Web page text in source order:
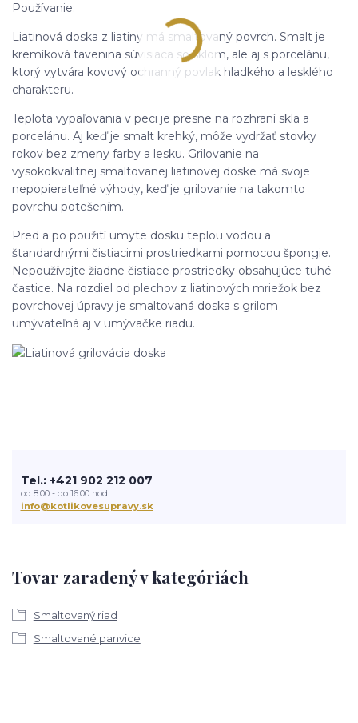
Používanie:
Liatinová doska z liatiny má smaltovaný povrch. Smalt je
kremíková tavenina súvisiaca so sklom, ale aj s porcelánu,
ktorý vytvára kovový ochranný povlak hladkého a lesklého
charakteru.
Teplota vypaľovania v peci je presne na rozhraní skla a
porcelánu. Aj keď je smalt krehký, môže vydržať stovky
rokov bez zmeny farby a lesku. Grilovanie na
vysokokvalitnej smaltovanej liatinovej doske má svoje
nepopierateľné výhody, keď je grilovanie na takomto
povrchu potešením.
Pred a po použití umyte dosku teplou vodou a
štandardnými čistiacimi prostriedkami pomocou špongie.
Nepoužívajte žiadne čistiace prostriedky obsahujúce tuhé
častice. Na rozdiel od plechov z liatinových mriežok bez
povrchovej úpravy je smaltovaná doska s grilom
umývateľná aj v umývačke riadu.
Tovar zaradený v kategóriách
Smaltovaný riad
Smaltované panvice
Tel.: +421 902 212 007
od 8:00 - do 16:00 hod
info@kotlikovesupravy.sk